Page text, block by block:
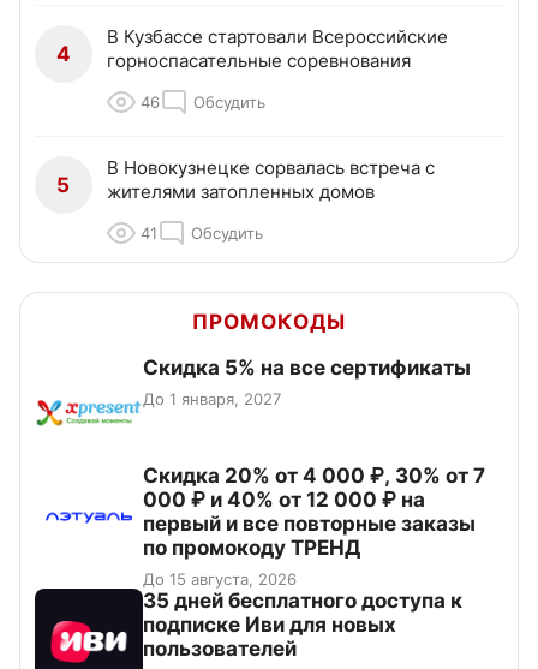
4
В Кузбассе стартовали Всероссийские
горноспасательные соревнования
46 Обсудить
5
В Новокузнецке сорвалась встреча с
жителями затопленных домов
41 Обсудить
ПРОМОКОДЫ
Скидка 5% на все сертификаты
До 1 января, 2027
Скидка 20% от 4 000 ₽, 30% от 7
000 ₽ и 40% от 12 000 ₽ на
первый и все повторные заказы
по промокоду ТРЕНД
До 15 августа, 2026
35 дней бесплатного доступа к
подписке Иви для новых
пользователей